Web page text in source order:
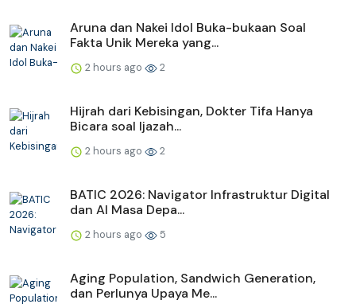
Aruna dan Nakei Idol Buka-bukaan Soal
Fakta Unik Mereka yang...
2 hours ago 2
Hijrah dari Kebisingan, Dokter Tifa Hanya
Bicara soal Ijazah...
2 hours ago 2
BATIC 2026: Navigator Infrastruktur Digital
dan AI Masa Depa...
2 hours ago 5
Aging Population, Sandwich Generation,
dan Perlunya Upaya Me...